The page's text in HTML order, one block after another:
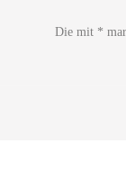
Die mit *